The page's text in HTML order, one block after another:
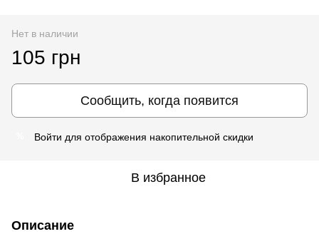
Нет в наличии
105 грн
Сообщить, когда появится
Войти для отображения накопительной скидки
В избранное
Описание